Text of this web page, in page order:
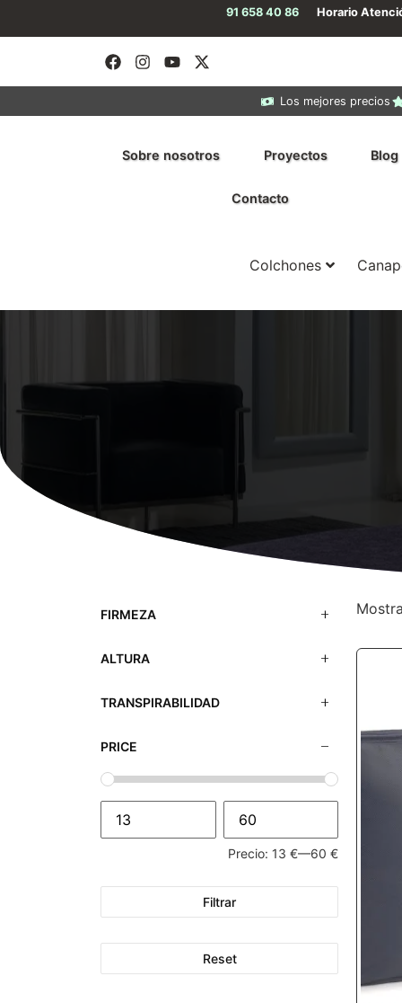
91 658 40 86 Horario
Los mejores precios
Sobre nosotros Proyectos Blog
Contacto
Colchones
FIRMEZA
ALTURA
TRANSPIRABILIDAD
PRICE
Precio: 13 €—60 €
Filtrar
Reset